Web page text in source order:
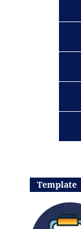
Template